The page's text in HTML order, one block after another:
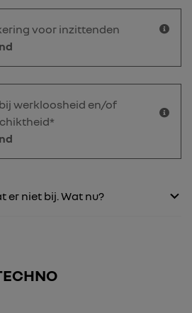
voor inzittenden
werkloosheid en/of
er niet bij. Wat nu?